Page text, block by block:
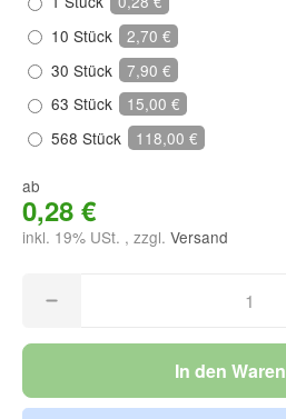
10 Stück
2,70 €
30 Stück
7,90 €
63 Stück
15,00 €
568 Stück
118,00 €
ab
0,28 €
inkl. 19% USt. , zzgl. Versand
In den